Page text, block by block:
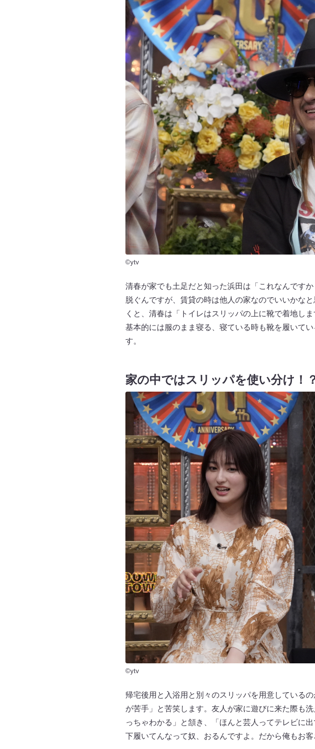
©ytv
清春が家でも土足だと知った浜田は「これなんです
脱ぐんですが、賃貸の時は他人の家なのでいいかな
くと、清春は「トイレはスリッパの上に靴で着地し
基本的には服のまま寝る、寝ている時も靴を履いて
す。
家の中ではスリッパを使い分け！
©ytv
帰宅後用と入浴用と別々のスリッパを用意している
が苦手」と苦笑します。友人が家に遊びに来た際も
っちゃわかる」と頷き、「ほんと芸人ってテレビに
下履いてんなって奴、おるんですよ。だから俺もお